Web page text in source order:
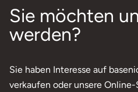
Sie möchten
werden?
Sie haben Interesse auf
verkaufen oder unsere